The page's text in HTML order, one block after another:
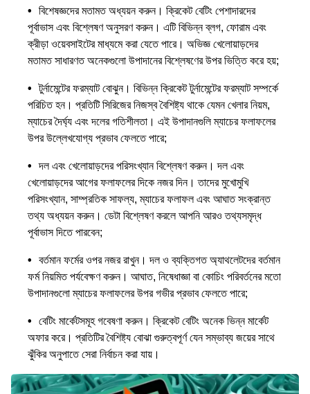
বিশেষজ্ঞদের মতামত অধ্যয়ন করুন। ক্রিকেট বেটিং পেশাদারদের
পূর্বাভাস এবং বিশ্লেষণ অনুসরণ করুন। এটি বিভিন্ন ব্লগ, ফোরাম এবং
ক্রীড়া ওয়েবসাইটের মাধ্যমে করা যেতে পারে। অভিজ্ঞ খেলোয়াড়দের
মতামত সাধারণত অনেকগুলো উপাদানের বিশ্লেষণের উপর ভিত্তি করে হয়;
টুর্নামেন্টের ফরম্যাট বোঝুন। বিভিন্ন ক্রিকেট টুর্নামেন্টের ফরম্যাট সম্পর্কে
পরিচিত হন। প্রতিটি সিরিজের নিজস্ব বৈশিষ্ট্য থাকে যেমন খেলার নিয়ম,
ম্যাচের দৈর্ঘ্য এবং দলের গতিশীলতা। এই উপাদানগুলি ম্যাচের ফলাফলের
উপর উল্লেখযোগ্য প্রভাব ফেলতে পারে;
দল এবং খেলোয়াড়দের পরিসংখ্যান বিশ্লেষণ করুন। দল এবং
খেলোয়াড়দের আগের ফলাফলের দিকে নজর দিন। তাদের মুখোমুখি
পরিসংখ্যান, সাম্প্রতিক সাফল্য, ম্যাচের ফলাফল এবং আঘাত সংক্রান্ত
তথ্য অধ্যয়ন করুন। ডেটা বিশ্লেষণ করলে আপনি আরও তথ্যসমৃদ্ধ
পূর্বাভাস দিতে পারবেন;
বর্তমান ফর্মের ওপর নজর রাখুন। দল ও ব্যক্তিগত অ্যাথলেটদের বর্তমান
ফর্ম নিয়মিত পর্যবেক্ষণ করুন। আঘাত, নিষেধাজ্ঞা বা কোচিং পরিবর্তনের মতো
উপাদানগুলো ম্যাচের ফলাফলের উপর গভীর প্রভাব ফেলতে পারে;
বেটিং মার্কেটসমূহ গবেষণা করুন। ক্রিকেট বেটিং অনেক ভিন্ন মার্কেট
অফার করে। প্রতিটির বৈশিষ্ট্য বোঝা গুরুত্বপূর্ণ যেন সম্ভাব্য জয়ের সাথে
ঝুঁকির অনুপাতে সেরা নির্বাচন করা যায়।